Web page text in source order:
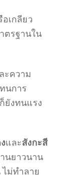
อเกลียว
ตรฐานใน
ะความ
นการ
ยังทนแรง
และสังกะสี
นยาวนาน
ม่ทำลาย